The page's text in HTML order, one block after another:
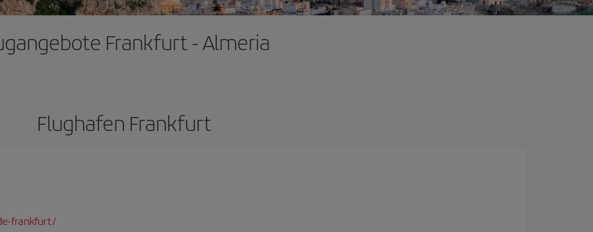
Frankfurt - Almeria
Flughafen Frankfurt
frankfurt/